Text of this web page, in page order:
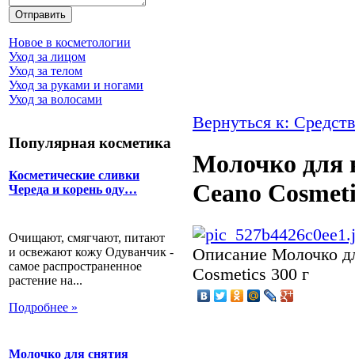
Новое в косметологии
Уход за лицом
Уход за телом
Уход за руками и ногами
Уход за волосами
Популярная косметика
Косметические сливки
Череда и корень оду…
Очищают, смягчают, питают
и освежают кожу Одуванчик -
самое распространенное
растение на...
Подробнее »
Молочко для снятия
Вернуться к:
Молочко для
Ceano
Описание Молочко
Cosmetics 300 г